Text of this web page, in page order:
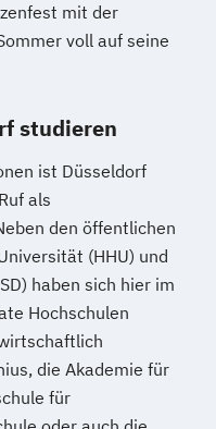
mit der
voll auf seine
studieren
ist Düsseldorf
als
den öffentlichen
(HHU) und
haben sich hier im
Hochschulen
die Akademie für
für